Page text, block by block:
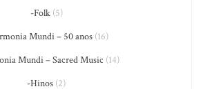
-Folk(5)
Mundi – 50 anos(16)
Mundi – Sacred Music (14)
-Hinos (2)